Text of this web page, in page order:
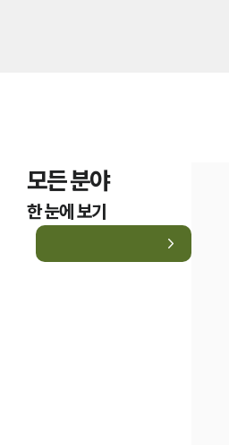
모든 분야
한 눈에 보기